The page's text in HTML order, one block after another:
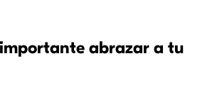
importante abrazar a tu